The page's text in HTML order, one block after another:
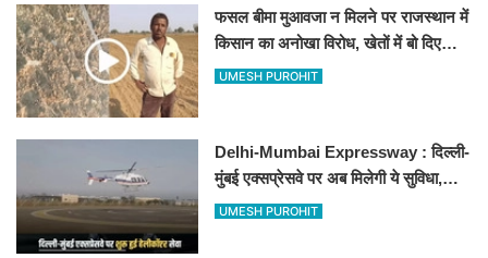
फसल बीमा मुआवजा न मिलने पर राजस्थान में
किसान का अनोखा विरोध, खेतों में बो दिए
500-500 रुपए के नोट, वीडियो वायरल
UMESH PUROHIT
Delhi-Mumbai Expressway : दिल्ली-
मुंबई एक्सप्रेसवे पर अब मिलेगी ये सुविधा,
हेलीकॉप्टर सर्विस से तुरंत घायल पहुंचेगा
UMESH PUROHIT